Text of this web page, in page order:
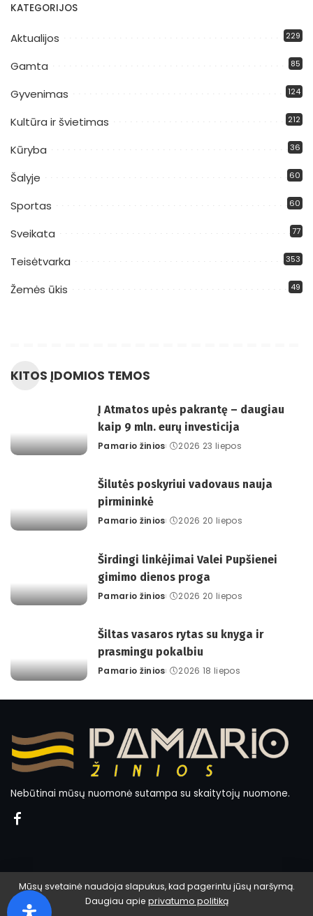
KATEGORIJOS
Aktualijos 229
Gamta 85
Gyvenimas 124
Kultūra ir švietimas 212
Kūryba 36
Šalyje 60
Sportas 60
Sveikata 77
Teisėtvarka 353
Žemės ūkis 49
KITOS ĮDOMIOS TEMOS
Į Atmatos upės pakrantę – daugiau
kaip 9 mln. eurų investicija
Posted
Pamario žinios 2026 23 liepos
Šilutės poskyriui vadovaus nauja
pirmininkė
Posted
Pamario žinios 2026 20 liepos
Širdingi linkėjimai Valei Pupšienei
gimimo dienos proga
Posted
Pamario žinios 2026 20 liepos
Šiltas vasaros rytas su knyga ir
prasmingu pokalbiu
Posted
Pamario žinios 2026 18 liepos
Nebūtinai mūsų nuomonė sutampa su skaitytojų nuomone.
Mūsų svetainė naudoja slapukus, kad pagerintu jūsų naršymą.
Daugiau apie privatumo politiką